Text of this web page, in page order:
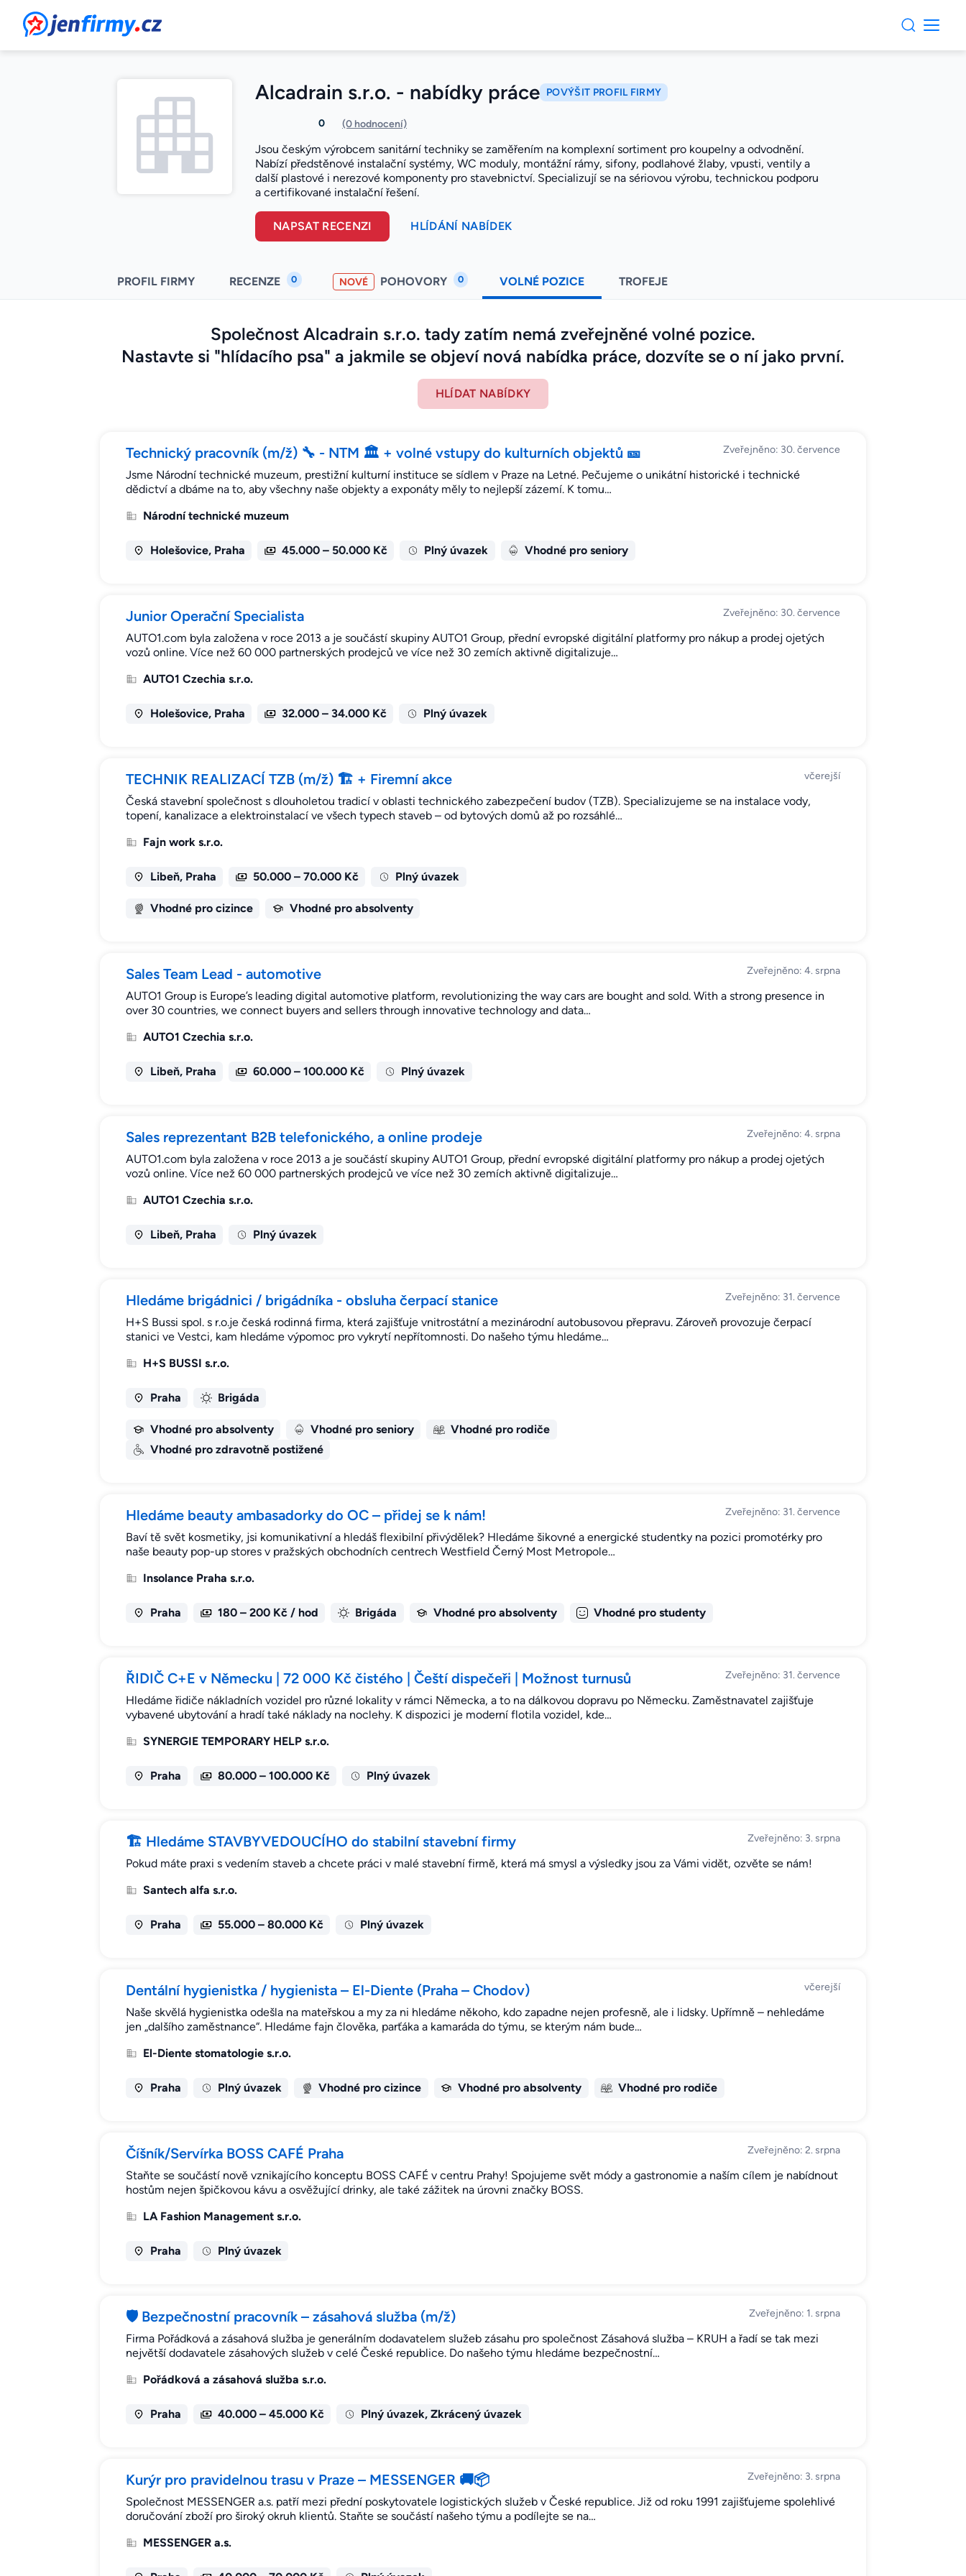
JenFirmy.cz
Alcadrain s.r.o. - nabídky práce POVÝŠIT PROFIL FIRMY
0 (0 hodnocení)
Jsou českým výrobcem sanitární techniky se zaměřením na komplexní sortiment pro koupelny a odvodnění.
Nabízí předstěnové instalační systémy, WC moduly, montážní rámy, sifony, podlahové žlaby, vpusti, ventily a
další plastové i nerezové komponenty pro stavebnictví. Specializují se na sériovou výrobu, technickou podporu
a certifikované instalační řešení.
NAPSAT RECENZI HLÍDÁNÍ NABÍDEK
PROFIL FIRMY RECENZE 0 NOVÉ POHOVORY 0 VOLNÉ POZICE TROFEJE
Společnost Alcadrain s.r.o. tady zatím nemá zveřejněné volné pozice.
Nastavte si "hlídacího psa" a jakmile se objeví nová nabídka práce, dozvíte se o ní jako první.
HLÍDAT NABÍDKY
Technický pracovník (m/ž) 🔧 - NTM 🏛 + volné vstupy do kulturních objektů 🎫 Zveřejněno: 30. července
Jsme Národní technické muzeum, prestižní kulturní instituce se sídlem v Praze na Letné. Pečujeme o unikátní historické i technické
dědictví a dbáme na to, aby všechny naše objekty a exponáty měly to nejlepší zázemí. K tomu…
Národní technické muzeum
Holešovice, Praha 45.000 – 50.000 Kč Plný úvazek Vhodné pro seniory
Junior Operační Specialista Zveřejněno: 30. července
AUTO1.com byla založena v roce 2013 a je součástí skupiny AUTO1 Group, přední evropské digitální platformy pro nákup a prodej ojetých
vozů online. Více než 60 000 partnerských prodejců ve více než 30 zemích aktivně digitalizuje…
AUTO1 Czechia s.r.o.
Holešovice, Praha 32.000 – 34.000 Kč Plný úvazek
TECHNIK REALIZACÍ TZB (m/ž) 🏗️ + Firemní akce včerejší
Česká stavební společnost s dlouholetou tradicí v oblasti technického zabezpečení budov (TZB). Specializujeme se na instalace vody,
topení, kanalizace a elektroinstalací ve všech typech staveb – od bytových domů až po rozsáhlé…
Fajn work s.r.o.
Libeň, Praha 50.000 – 70.000 Kč Plný úvazek
Vhodné pro cizince Vhodné pro absolventy
Sales Team Lead - automotive Zveřejněno: 4. srpna
AUTO1 Group is Europe’s leading digital automotive platform, revolutionizing the way cars are bought and sold. With a strong presence in
over 30 countries, we connect buyers and sellers through innovative technology and data…
AUTO1 Czechia s.r.o.
Libeň, Praha 60.000 – 100.000 Kč Plný úvazek
Sales reprezentant B2B telefonického, a online prodeje Zveřejněno: 4. srpna
AUTO1.com byla založena v roce 2013 a je součástí skupiny AUTO1 Group, přední evropské digitální platformy pro nákup a prodej ojetých
vozů online. Více než 60 000 partnerských prodejců ve více než 30 zemích aktivně digitalizuje…
AUTO1 Czechia s.r.o.
Libeň, Praha Plný úvazek
Hledáme brigádnici / brigádníka - obsluha čerpací stanice Zveřejněno: 31. července
H+S Bussi spol. s r.o.je česká rodinná firma, která zajišťuje vnitrostátní a mezinárodní autobusovou přepravu. Zároveň provozuje čerpací
stanici ve Vestci, kam hledáme výpomoc pro vykrytí nepřítomnosti. Do našeho týmu hledáme…
H+S BUSSI s.r.o.
Praha Brigáda
Vhodné pro absolventy Vhodné pro seniory
Vhodné pro rodiče
Vhodné pro zdravotně postižené
Hledáme beauty ambasadorky do OC – přidej se k nám! Zveřejněno: 31. července
Baví tě svět kosmetiky, jsi komunikativní a hledáš flexibilní přivýdělek? Hledáme šikovné a energické studentky na pozici promotérky pro
naše beauty pop-up stores v pražských obchodních centrech Westfield Černý Most Metropole…
Insolance Praha s.r.o.
Praha 180 – 200 Kč / hod Brigáda Vhodné pro absolventy Vhodné pro studenty
ŘIDIČ C+E v Německu | 72 000 Kč čistého | Čeští dispečeři | Možnost turnusů Zveřejněno: 31. července
Hledáme řidiče nákladních vozidel pro různé lokality v rámci Německa, a to na dálkovou dopravu po Německu. Zaměstnavatel zajišťuje
vybavené ubytování a hradí také náklady na noclehy. K dispozici je moderní flotila vozidel, kde…
SYNERGIE TEMPORARY HELP s.r.o.
Praha 80.000 – 100.000 Kč Plný úvazek
🏗 Hledáme STAVBYVEDOUCÍHO do stabilní stavební firmy Zveřejněno: 3. srpna
Pokud máte praxi s vedením staveb a chcete práci v malé stavební firmě, která má smysl a výsledky jsou za Vámi vidět, ozvěte se nám!
Santech alfa s.r.o.
Praha 55.000 – 80.000 Kč Plný úvazek
Dentální hygienistka / hygienista – El-Diente (Praha – Chodov) včerejší
Naše skvělá hygienistka odešla na mateřskou a my za ni hledáme někoho, kdo zapadne nejen profesně, ale i lidsky. Upřímně – nehledáme
jen „dalšího zaměstnance“. Hledáme fajn člověka, parťáka a kamaráda do týmu, se kterým nám bude…
El-Diente stomatologie s.r.o.
Praha Plný úvazek Vhodné pro cizince Vhodné pro absolventy Vhodné pro rodiče
Číšník/Servírka BOSS CAFÉ Praha Zveřejněno: 2. srpna
Staňte se součástí nově vznikajícího konceptu BOSS CAFÉ v centru Prahy! Spojujeme svět módy a gastronomie a naším cílem je nabídnout
hostům nejen špičkovou kávu a osvěžující drinky, ale také zážitek na úrovni značky BOSS.
LA Fashion Management s.r.o.
Praha Plný úvazek
🛡️ Bezpečnostní pracovník – zásahová služba (m/ž) Zveřejněno: 1. srpna
Firma Pořádková a zásahová služba je generálním dodavatelem služeb zásahu pro společnost Zásahová služba – KRUH a řadí se tak mezi
největší dodavatele zásahových služeb v celé České republice. Do našeho týmu hledáme bezpečnostní…
Pořádková a zásahová služba s.r.o.
Praha 40.000 – 45.000 Kč Plný úvazek, Zkrácený úvazek
Kurýr pro pravidelnou trasu v Praze – MESSENGER 🚚📦 Zveřejněno: 3. srpna
Společnost MESSENGER a.s. patří mezi přední poskytovatele logistických služeb v České republice. Již od roku 1991 zajišťujeme spolehlivé
doručování zboží pro široký okruh klientů. Staňte se součástí našeho týmu a podílejte se na…
MESSENGER a.s.